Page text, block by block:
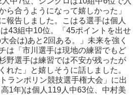
ら合うようになって嬉しかった」
報告しました。こはる選手は個人
43組中10位。「45ポイントを出せ
会は)あと2回ある。」未来を強く
は「市川選手は現地の練習でもど
野選手は練習では不安が残ったが
れた」と嬉しそうに話しました。
ランポリン競技選手権大会」に出
1年)は個人119人中63位、中村美